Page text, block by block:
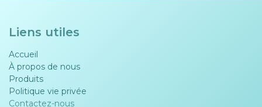
Liens utiles
Accueil
À propos de nous
Produits
Politique vie privée​​
Contactez-nous